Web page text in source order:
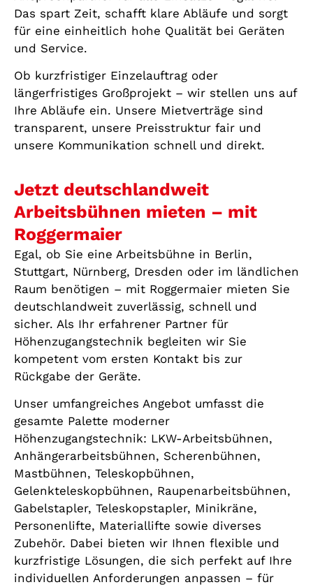
Das spart Zeit, schafft klare Abläufe und sorgt
für eine einheitlich hohe Qualität bei Geräten
und Service.
Ob kurzfristiger Einzelauftrag oder
längerfristiges Großprojekt – wir stellen uns auf
Ihre Abläufe ein. Unsere Mietverträge sind
transparent, unsere Preisstruktur fair und
unsere Kommunikation schnell und direkt.
Jetzt deutschlandweit
Arbeitsbühnen mieten – mit
Roggermaier
Egal, ob Sie eine Arbeitsbühne in Berlin,
Stuttgart, Nürnberg, Dresden oder im ländlichen
Raum benötigen – mit Roggermaier mieten Sie
deutschlandweit zuverlässig, schnell und
sicher. Als Ihr erfahrener Partner für
Höhenzugangstechnik begleiten wir Sie
kompetent vom ersten Kontakt bis zur
Rückgabe der Geräte.
Unser umfangreiches Angebot umfasst die
gesamte Palette moderner
Höhenzugangstechnik: LKW-Arbeitsbühnen,
Anhängerarbeitsbühnen, Scherenbühnen,
Mastbühnen, Teleskopbühnen,
Gelenkteleskopbühnen, Raupenarbeitsbühnen,
Gabelstapler, Teleskopstapler, Minikräne,
Personenlifte, Materiallifte sowie diverses
Zubehör. Dabei bieten wir Ihnen flexible und
kurzfristige Lösungen, die sich perfekt auf Ihre
individuellen Anforderungen anpassen – für